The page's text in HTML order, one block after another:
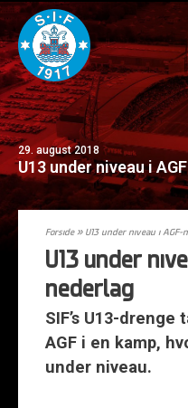
29. august 2018
U13 under niveau i
Forside» U13 under niveau i AGF-
U13 under
nederlag
SIF’s U13-
AGF i en kamp,
under niveau.